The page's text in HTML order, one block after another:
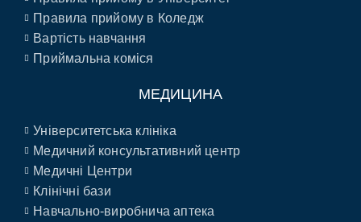
Правила прийому в Коледж
Вартість навчання
Приймальна коміся
МЕДИЦИНА
Університетська клініка
Медичний консультативний центр
Медичні Центри
Клінічні бази
Навчально-виробнича аптека